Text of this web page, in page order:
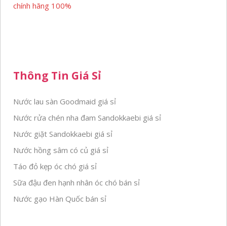
chính hãng 100%
Thông Tin Giá Sỉ
Nước lau sàn Goodmaid giá sỉ
Nước rửa chén nha đam Sandokkaebi giá sỉ
Nước giặt Sandokkaebi giá sỉ
Nước hồng sâm có củ giá sỉ
Táo đỏ kẹp óc chó giá sỉ
Sữa đậu đen hạnh nhân óc chó bán sỉ
Nước gạo Hàn Quốc bán sỉ